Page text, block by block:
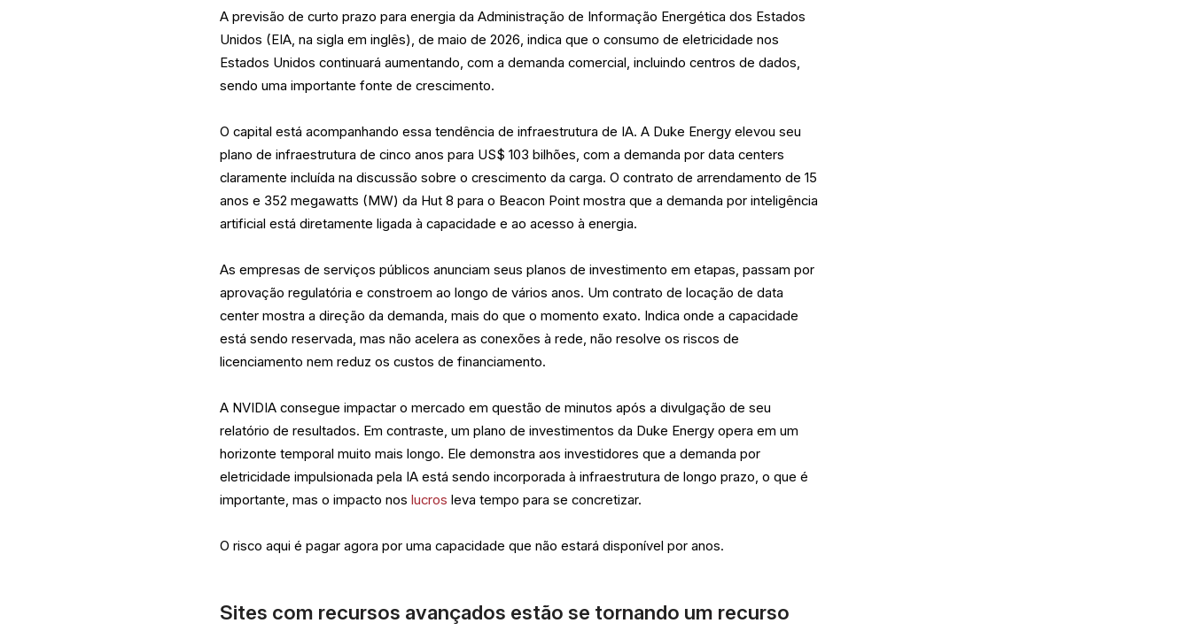
A previsão de curto prazo para energia da Administração de Informação Energética dos Estados
Unidos (EIA, na sigla em inglês), de maio de 2026, indica que o consumo de eletricidade nos
Estados Unidos continuará aumentando, com a demanda comercial, incluindo centros de dados,
sendo uma importante fonte de crescimento.
O capital está acompanhando essa tendência de infraestrutura de IA. A Duke Energy elevou seu
plano de infraestrutura de cinco anos para US$ 103 bilhões, com a demanda por data centers
claramente incluída na discussão sobre o crescimento da carga. O contrato de arrendamento de 15
anos e 352 megawatts (MW) da Hut 8 para o Beacon Point mostra que a demanda por inteligência
artificial está diretamente ligada à capacidade e ao acesso à energia.
As empresas de serviços públicos anunciam seus planos de investimento em etapas, passam por
aprovação regulatória e constroem ao longo de vários anos. Um contrato de locação de data
center mostra a direção da demanda, mais do que o momento exato. Indica onde a capacidade
está sendo reservada, mas não acelera as conexões à rede, não resolve os riscos de
licenciamento nem reduz os custos de financiamento.
A NVIDIA consegue impactar o mercado em questão de minutos após a divulgação de seu
relatório de resultados. Em contraste, um plano de investimentos da Duke Energy opera em um
horizonte temporal muito mais longo. Ele demonstra aos investidores que a demanda por
eletricidade impulsionada pela IA está sendo incorporada à infraestrutura de longo prazo, o que é
importante, mas o impacto nos lucros leva tempo para se concretizar.
O risco aqui é pagar agora por uma capacidade que não estará disponível por anos.
Sites com recursos avançados estão se tornando um recurso